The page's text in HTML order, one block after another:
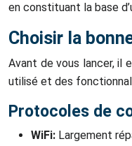
en constituant la base
Choisir la
Avant de vous lancer, il
utilisé et des
Protocoles de
WiFi: Largement